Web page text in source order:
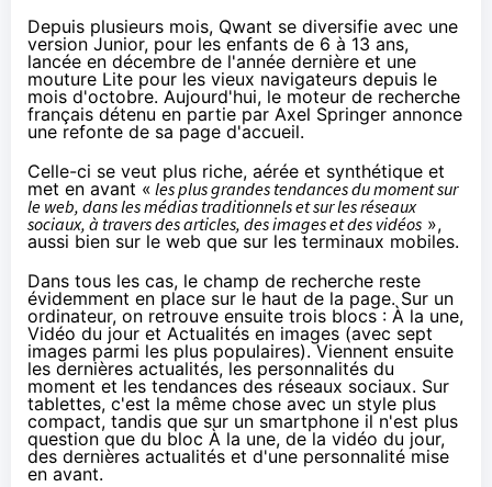
Depuis plusieurs mois, Qwant se diversifie avec une
version Junior, pour les enfants de 6 à 13 ans,
lancée en décembre de l'année dernière et une
mouture Lite pour les vieux navigateurs depuis le
mois d'octobre. Aujourd'hui, le moteur de recherche
français détenu en partie par Axel Springer annonce
une refonte de sa page d'accueil.
Celle-ci se veut plus riche, aérée et synthétique et
met en avant « les plus grandes tendances du moment sur
le web, dans les médias traditionnels et surles réseaux
sociaux, à travers des articles, des images et des vidéos »,
aussi bien sur le web que sur les terminaux mobiles.
Dans tous les cas, le champ de recherche reste
évidemment en place sur le haut de la page. Sur un
ordinateur, on retrouve ensuite trois blocs : À la une,
Vidéo du jour et Actualités en images (avec sept
images parmi les plus populaires). Viennent ensuite
les dernières actualités, les personnalités du
moment et les tendances des réseaux sociaux. Sur
tablettes, c'est la même chose avec un style plus
compact, tandis que sur un smartphone il n'est plus
question que du bloc À la une, de la vidéo du jour,
des dernières actualités et d'une personnalité mise
en avant.